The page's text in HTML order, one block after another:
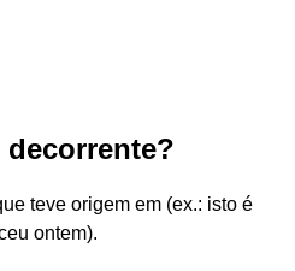
decorrente?
teve origem em (ex.: isto é
ontem).